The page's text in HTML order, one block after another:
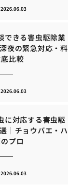
2026.06.03
できる害虫駆除業
夜の緊急対応・料
比較
2026.06.03
に対応する害虫駆
｜チョウバエ・ハ
プロ
2026.06.03